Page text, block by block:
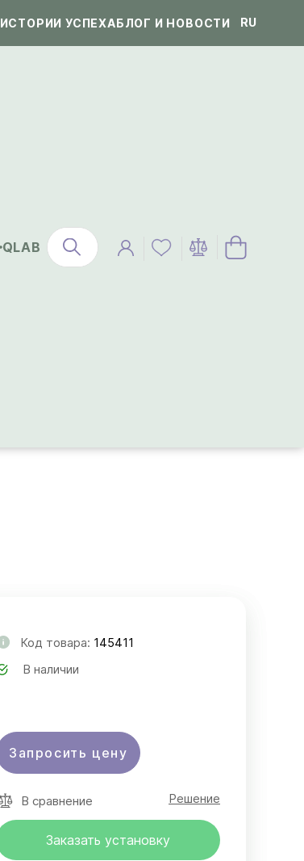
ИСТОРИИ УСПЕХАБЛОГ И НОВОСТИ RU
QLAB
Код товара: 145411
В наличии
Запросить цену
В сравнение Решение
Заказать установку